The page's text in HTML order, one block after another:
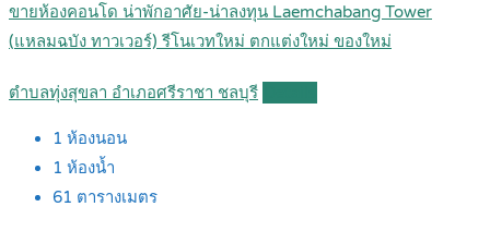
ขายห้องคอนโด น่าพักอาศัย-น่าลงทุน Laemchabang Tower
(แหลมฉบัง ทาวเวอร์) รีโนเวทใหม่ ตกแต่งใหม่ ของใหม่
ตำบลทุ่งสุขลา อำเภอศรีราชา ชลบุรี
1 ห้องนอน
1 ห้องน้ำ
61 ตารางเมตร